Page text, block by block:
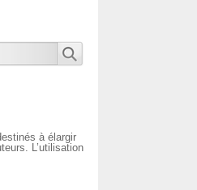
à élargir
L’utilisation